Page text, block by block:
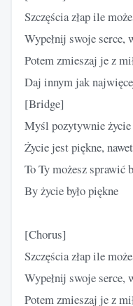
Szczęścia złap ile
Wypełnij swoje serce,
Potem zmieszaj je z
Daj innym jak
[Bridge]
Myśl pozytywnie
Życie jest piękne,
To Ty możesz sprawić
By życie było piękne
[Chorus]
Szczęścia złap ile
Wypełnij swoje serce,
Potem zmieszaj je z